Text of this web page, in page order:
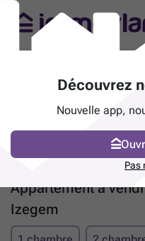
Appartement à
Izegem
Découvrez
Nouvelle app,
Pas